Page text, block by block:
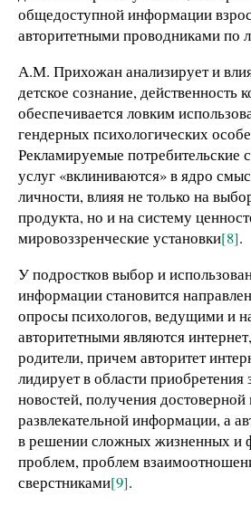
общедоступной информации
авторитетными проводниками по
А.М. Прихожан анализирует и
детское сознание, действенность
обеспечивается ловким
гендерных психологических
Рекламируемые потребительские
услуг «вклиниваются» в ядро
личности, влияя не только на
продукта, но и на систему
мировоззренческие установки[8].
У подростков выбор и
информации становится
опросы психологов, ведущими и
авторитетными являются
родители, причем авторитет
лидирует в области
новостей, получения
развлекательной информации, а
в решении сложных жизненных и
проблем, проблем
сверстниками[9].